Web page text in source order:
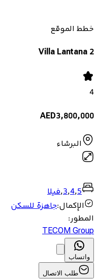
خطط الموقع
Villa Lantana 2
4
AED3,800,000
البرشاء
3,4,5
,فيلا
الإكمال:جاهزة للسكن
المطور:
TECOM Group
واتساب
طلب الاتصال